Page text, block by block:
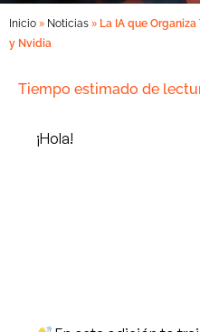
Inicio » Noticias » La IA que
y Nvidia
Tiempo estimado de
¡Hola!